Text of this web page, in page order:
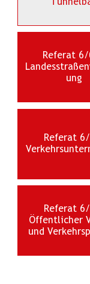
Referat 6/
ung
Referat 6/
Referat 6/
Öffentlicher
und